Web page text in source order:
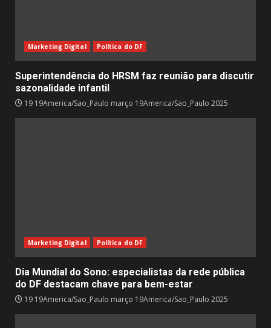
Marketing Digital Política do DF
Superintendência do HRSM faz reunião para discutir
sazonalidade infantil
19 19America/Sao_Paulo março 19America/Sao_Paulo 2025
Marketing Digital Política do DF
Dia Mundial do Sono: especialistas da rede pública
do DF destacam chave para bem-estar
19 19America/Sao_Paulo março 19America/Sao_Paulo 2025